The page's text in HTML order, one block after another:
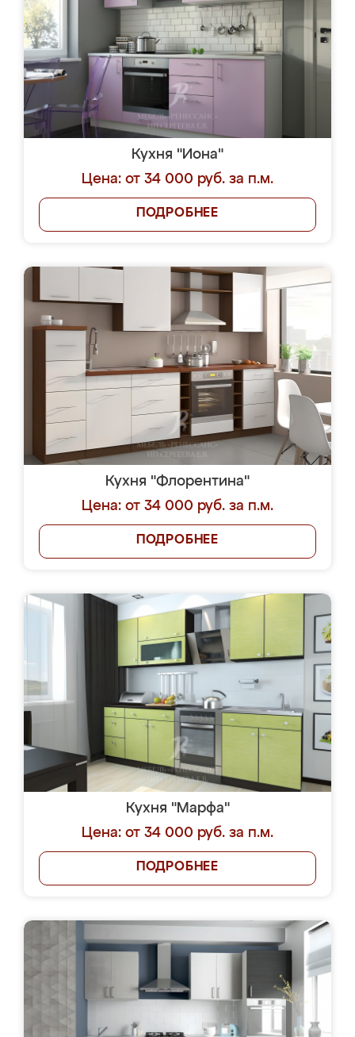
Кухня "Иона"
Цена: от 34 000 руб. за п.м.
ПОДРОБНЕЕ
Кухня "Флорентина"
Цена: от 34 000 руб. за п.м.
ПОДРОБНЕЕ
Кухня "Марфа"
Цена: от 34 000 руб. за п.м.
ПОДРОБНЕЕ